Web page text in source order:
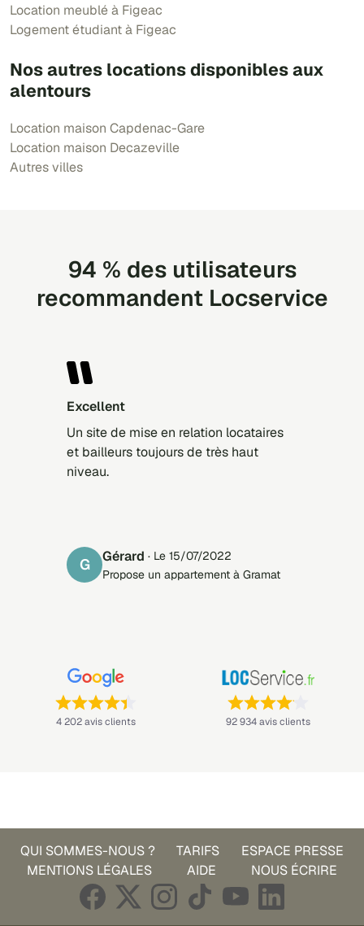
Location meublé à Figeac
Logement étudiant à Figeac
Nos autres locations disponibles aux
alentours
Location maison Capdenac-Gare
Location maison Decazeville
Autres villes
94 % des utilisateurs
recommandent Locservice
Excellent
Un site de mise en relation locataires
et bailleurs toujours de très haut
niveau.
G Gérard · Le 15/07/2022
Propose un appartement à Gramat
Note : 4,4 sur 5 —
4 202 avis clients Note : 4,1 sur 5 —
92 934 avis clients
QUI SOMMES-NOUS ? TARIFS
ESPACE PRESSE
MENTIONS LÉGALES
AIDE NOUS ÉCRIRE